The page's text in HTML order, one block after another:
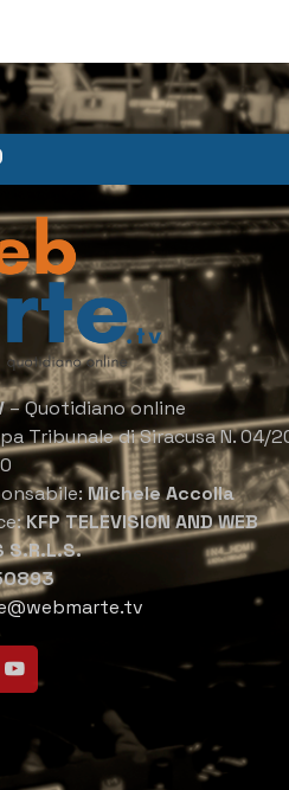
– Quotidiano online
Tribunale di Siracusa N. 04/
Michele Accolla
KFP TELEVISION AND WEB
S.R.L.S.